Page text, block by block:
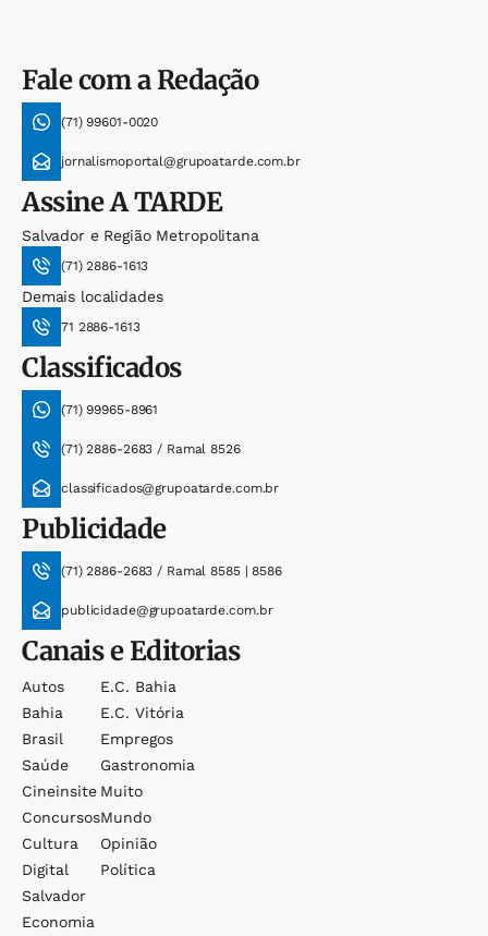
Fale com a Redação
(71) 99601-0020
jornalismoportal@grupoatarde.com.br
AssineA TARDE
Salvador e Região Metropolitana
(71) 2886-1613
Demais localidades
71 2886-1613
Classificados
(71) 99965-8961
(71) 2886-2683 / Ramal 8526
classificados@grupoatarde.com.br
Publicidade
(71) 2886-2683 / Ramal 8585 | 8586
publicidade@grupoatarde.com.br
Canais e Editorias
Autos
Bahia
Brasil
Saúde
Cineinsite
Concursos
Cultura
Digital
Salvador
Economia
E.c. Bahia
E.c. Vitória
Empregos
Gastronomia
Muito
Mundo
Opinião
Política